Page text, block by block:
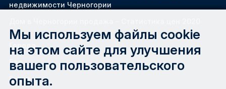
недвижимости Черногории
Бар
Будва
Мы используем файлы cookie
на этом сайте для улучшения
вашего пользовательского
опыта.